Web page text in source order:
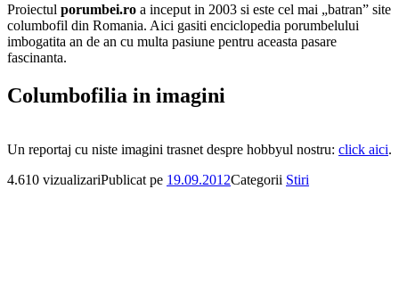
Proiectul porumbei.ro a inceput in 2003 si este cel mai „batran” site
columbofil din Romania. Aici gasiti enciclopedia porumbelului
imbogatita an de an cu multa pasiune pentru aceasta pasare
fascinanta.
Columbofilia in imagini
Un reportaj cu niste imagini trasnet despre hobbyul nostru: click aici.
4.610 vizualizariPublicat pe 19.09.2012Categorii Stiri